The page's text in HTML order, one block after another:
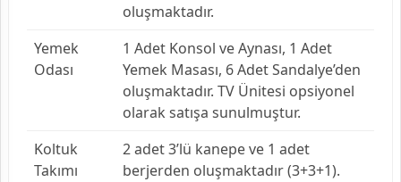
oluşmaktadır.
Yemek
Odası
1 Adet Konsol ve Aynası, 1 Adet
Yemek Masası, 6 Adet Sandalye’den
oluşmaktadır. TV Ünitesi opsiyonel
olarak satışa sunulmuştur.
Koltuk
Takımı
2 adet 3’lü kanepe ve 1 adet
berjerden oluşmaktadır (3+3+1).